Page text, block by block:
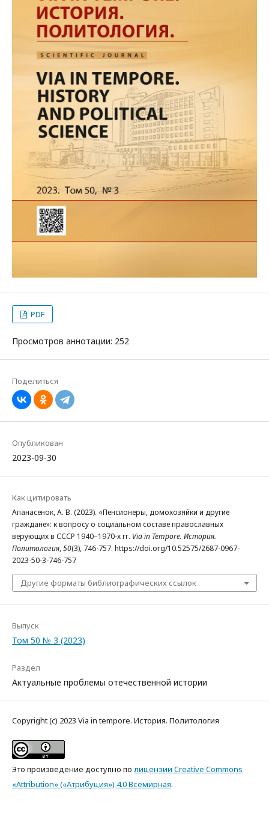
PDF
Просмотров аннотации: 252
Поделиться
Опубликован
2023-09-30
Как цитировать
Апанасенок, А. В. (2023). «Пенсионеры, домохозяйки и другие
граждане»: к вопросу о социальном составе православных
верующих в СССР 1940–1970-х гг. Via in Tempore. История.
Политология,50(3), 746-757. https://doi.org/10.52575/2687-0967-
2023-50-3-746-757
Другие форматы библиографических ссылок
Выпуск
Том 50 № 3 (2023)
Раздел
Актуальные проблемы отечественной истории
Copyright (c) 2023 Via in tempore. История. Политология
Это произведение доступно по лицензии Creative Commons
«Attribution» («Атрибуция») 4.0 Всемирная.